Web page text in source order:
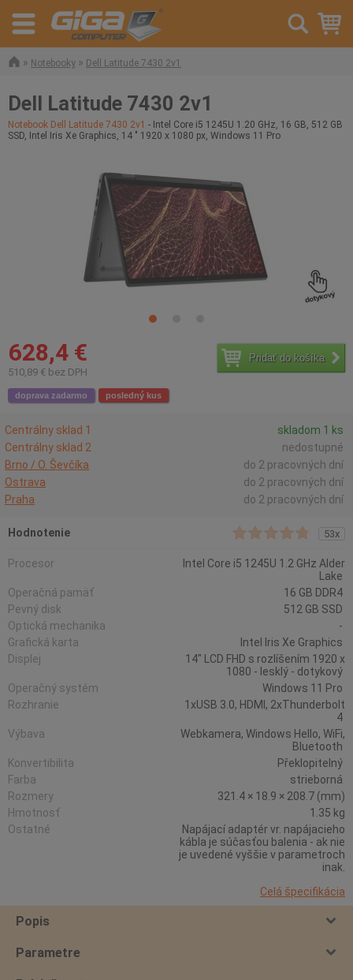
» Notebooky » Dell Latitude 7430 2v1
Dell Latitude 7430 2v1
Notebook Dell Latitude 7430 2v1 - Intel Core i5 1245U 1.20 GHz, 16 GB, 512 GB
SSD, Intel Iris Xe Graphics, 14 " 1920 x 1080 px, Windows 11 Pro
628,4 €
510,89 € bez DPH
Pridať do košíka
doprava zadarmo posledný kus
Centrálny sklad 1
skladom 1 ks
Centrálny sklad 2
nedostupné
Brno / O. Ševčíka
do 2 pracovných dní
Ostrava
do 2 pracovných dní
Praha
do 2 pracovných dní
Hodnotenie 53x
Procesor
Intel Core i5 1245U 1.2 GHz Alder
Lake
Operačná pamäť
16 GB DDR4
Pevný disk
512 GB SSD
Optická mechanika
-
Grafická karta
Intel Iris Xe Graphics
Displej
14" LCD FHD s rozlíšením 1920 x
1080 - lesklý - dotykový
Operačný systém
Windows 11 Pro
Rozhranie
1xUSB 3.0, HDMI, 2xThunderbolt
4
Výbava
Webkamera, Windows Hello, WiFi,
Bluetooth
Konvertibilita
Překlopitelný
Farba
strieborná
Rozmery
321.4 × 18.9 × 208.7 (mm)
Hmotnosť
1.35 kg
Ostatné
Napájací adaptér vr. napájacieho
kábla je súčasťou balenia - ak nie
je uvedené vyššie v parametroch
inak.
Celá špecifikácia
Popis
Parametre